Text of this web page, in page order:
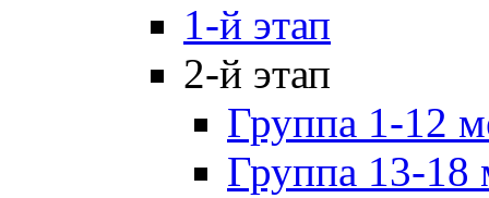
1-й этап
2-й этап
Группа 1-12
Группа 13-18